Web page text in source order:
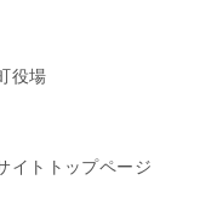
役場
イトトップページ